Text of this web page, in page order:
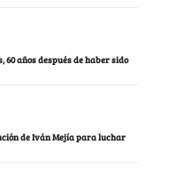
años después de haber sido
de Iván Mejía para luchar